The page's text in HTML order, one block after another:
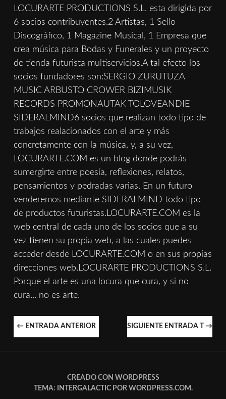
LOCURARTE PRODUCTIONS S.L. esta dirigida por
6 socios contribuyentes.2 Artistas, 1 Sello
Discográfico, 1 Magazine Musical, 1 Empresa que
crea música para Bodas y Funerales y un proyecto
de tienda futurista multiservicios.A tal efecto los
socios fundadores son:SERGIO ZURUTUZA
MUSIC ARBUSTO CROWER BIZIMUSIK
RECORDS PROMONAUTAK TOLOVEANDIE
SIDERALMIND6 socios que realizan todo tipo de
trabajos realacionados con el arte y más
concretamente con la música, y, a su vez,
LOCURARTE.COM es un blog donde podrás
sumergirte entre poesía, reflexiones, relatos,
pensamientos y pedradas varias. En un futuro
venderemos mediante SIDERALMIND todo tipo
de productos futuristas.LOCURARTE.COM es la
web central de cada uno de los socios que a su
vez tienen su propia web, a las cuales puedes
acceder desde LOCURARTE.COM o en sus propias
direcciones web.LOCURARTE PRODUCTIONS S.L.
Porque el arte es una locura que cura, y si no
cura... no es arte.
NAVEGACIÓN
ENTRADAS
← ENTRADA ANTERIOR SIGUIENTE ENTRADA T →
CREADO CON WORDPRESS
TEMA: INTERGALACTIC POR WORDPRESS.COM.